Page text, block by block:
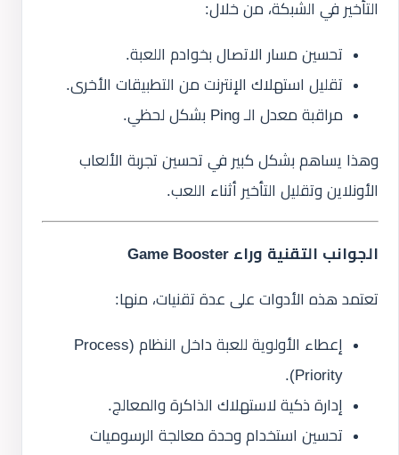
التأخير في الشبكة، من خلال:
تحسين مسار الاتصال بخوادم اللعبة.
تقليل استهلاك الإنترنت من التطبيقات الأخرى.
مراقبة معدل الـ Ping بشكل لحظي.
وهذا يساهم بشكل كبير في تحسين تجربة الألعاب
الأونلاين وتقليل التأخير أثناء اللعب.
الجوانب التقنية وراء Game Booster
تعتمد هذه الأدوات على عدة تقنيات، منها:
إعطاء الأولوية للعبة داخل النظام (Process
Priority).
إدارة ذكية لاستهلاك الذاكرة والمعالج.
تحسين استخدام وحدة معالجة الرسوميات